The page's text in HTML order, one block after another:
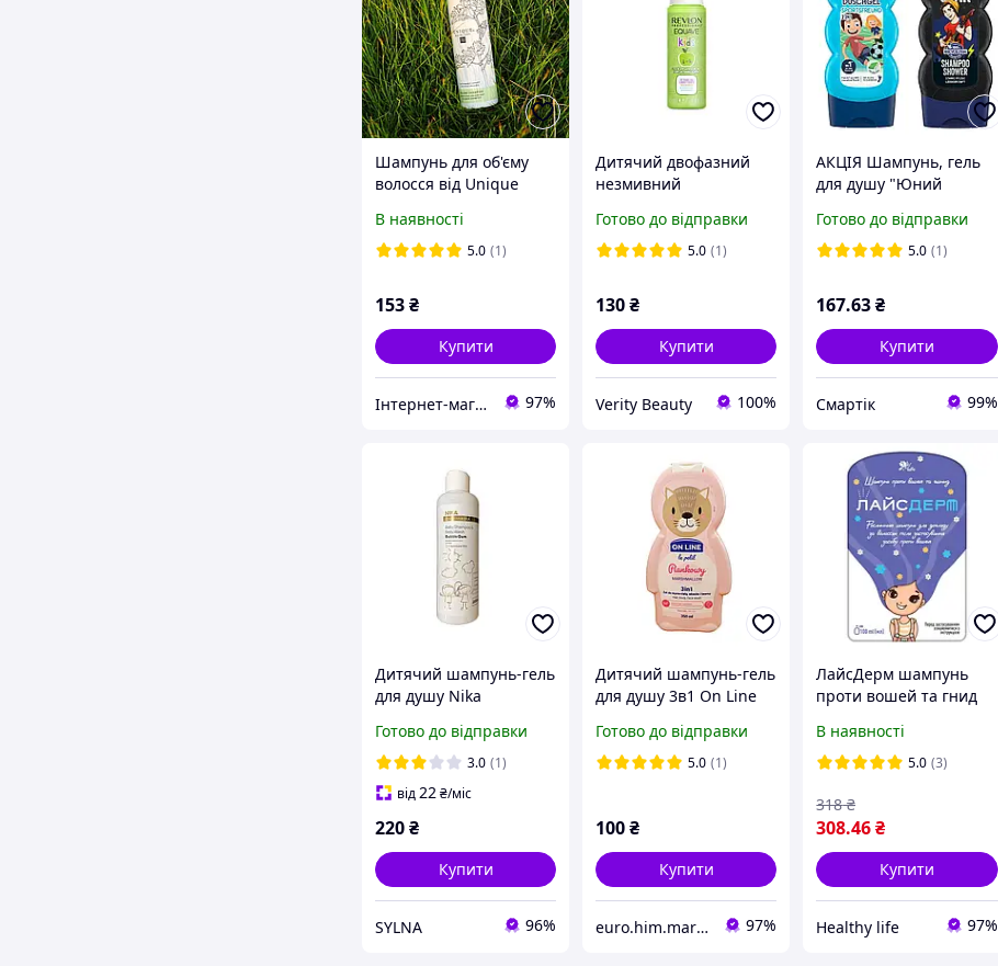
Шампунь для об'єму
волосся від Unique
В наявності
5.0 (1)
153₴
Купити
Інтернет-магазин підгузників та побутової хімії VIKI Home 97%
Дитячий двофазний
незмивний
з ароматом Яблука
Equave Kids Apple
мл
Готово до відправки
5.0 (1)
130₴
Купити
Verity Beauty 100%
АКЦІЯ Шампунь, гель
для душу "Юний
зіркою" Бюбхен, 230мл
Готово до відправки
5.0 (1)
167.63₴
Купити
Смартік 99%
Дитячий шампунь-гель
для душу Nika
GUM 200мл
Готово до відправки
3.0 (1)
від22₴/міс
220₴
Купити
SYLNA 96%
Дитячий шампунь-гель
для душу 3в1 On Line
350 мл
Готово до відправки
5.0 (1)
100₴
Купити
euro.him.marina 97%
ЛайсДерм шампунь
проти вошей та гнид
Протипедикульозний
Дітям З 2-х років
В наявності
5.0 (3)
308.46₴
318 ₴
Купити
Healthy life 97%